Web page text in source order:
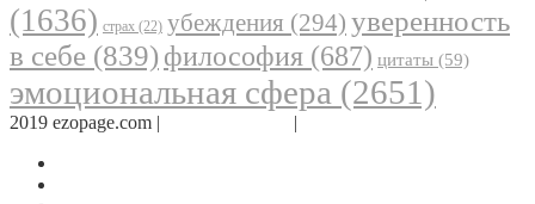
(1636) страх (22) убеждения (294) уверенность
в себе (839) философия (687) цитаты (59)
эмоциональная сфера (2651)
2019 ezopage.com | |